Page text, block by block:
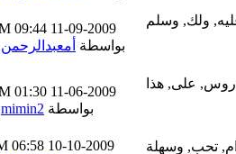
11-09-2009
09:44 AM
بواسطة أمعبدالرحمن
11-06-2009
01:30 AM
بواسطة mimin2
10-10-2009
06:58 PM